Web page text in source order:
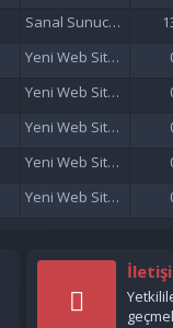
Sanal Sunucu (VDS/VPS)
Yeni Web Siteleri - Site Tanıtımı
Yeni Web Siteleri - Site Tanıtımı
Yeni Web Siteleri - Site Tanıtımı
Yeni Web Siteleri - Site Tanıtımı
Yeni Web Siteleri - Site Tanıtımı